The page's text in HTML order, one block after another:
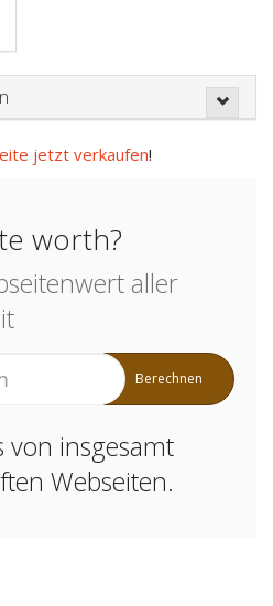
jetzt verkaufen!
worth?
aller
Berechnen
von insgesamt
Webseiten.